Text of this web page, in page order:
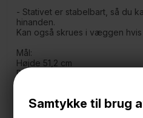
Samtykke til brug
- Stativet er stabelbart, så du
hinanden.
Kan også skrues i væggen
Mål:
Højde 51,2 cm
Bredde 26 cm